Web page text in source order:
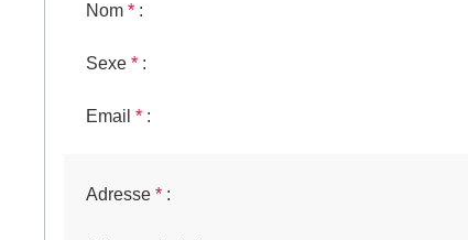
Nom * :
Sexe * :
Email * :
Adresse * :